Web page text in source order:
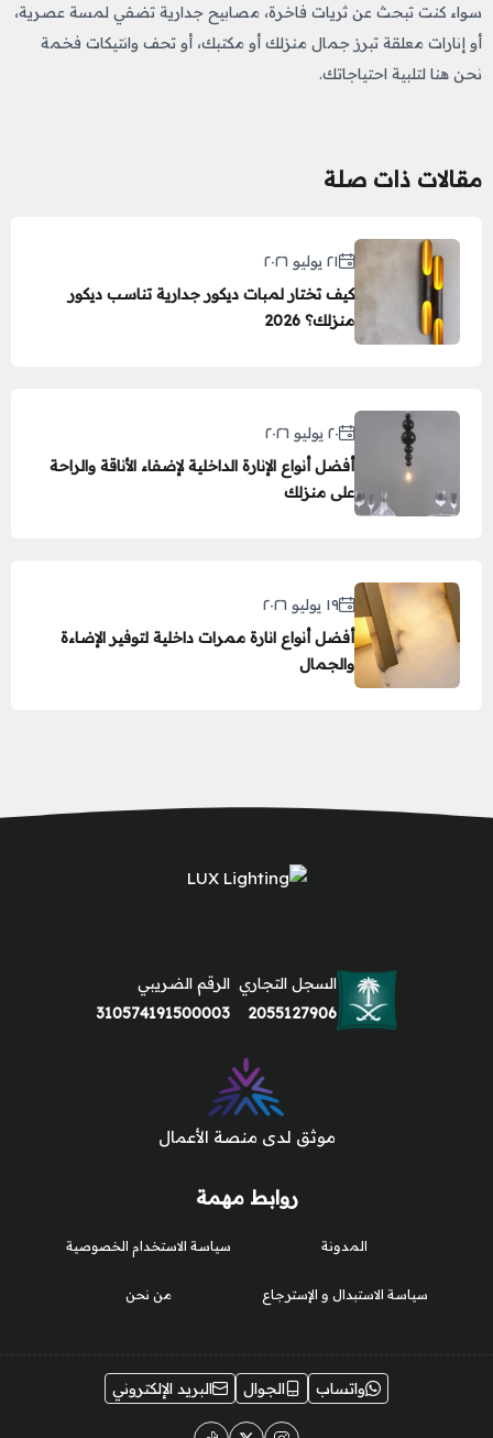
سواء كنت تبحث عن ثريات فاخرة، مصابيح جدارية تضفي لمسة عصرية،
أو إنارات معلقة تبرز جمال منزلك أو مكتبك، أو تحف وانتيكات فخمة
نحن هنا لتلبية احتياجاتك.
مقالات ذات صلة
٢١ يوليو ٢٠٢٦
كيف تختار لمبات ديكور جدارية تناسب ديكور
منزلك؟ 2026
٢٠ يوليو ٢٠٢٦
أفضل أنواع الإنارة الداخلية لإضفاء الأناقة والراحة
على منزلك
١٩ يوليو ٢٠٢٦
أفضل أنواع انارة ممرات داخلية لتوفير الإضاءة
والجمال
روابط مهمة
المدونة
سياسة الاستبدال و الإسترجاع
سياسة الاستخدام الخصوصية
من نحن
السجل التجاري
2055127906
الرقم الضريبي
310574191500003
موثق لدى منصة الأعمال
واتساب الجوال البريد الإلكتروني